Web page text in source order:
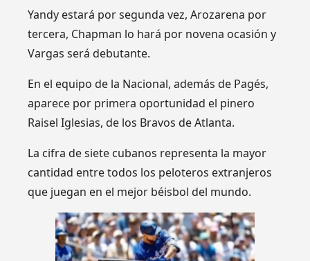
Yandy estará por segunda vez, Arozarena por
tercera, Chapman lo hará por novena ocasión y
Vargas será debutante.
En el equipo de la Nacional, además de Pagés,
aparece por primera oportunidad el pinero
Raisel Iglesias, de los Bravos de Atlanta.
La cifra de siete cubanos representa la mayor
cantidad entre todos los peloteros extranjeros
que juegan en el mejor béisbol del mundo.